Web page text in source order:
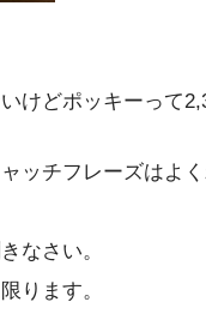
けどポッキーって
ッチフレーズはよく
なさい。
ります。